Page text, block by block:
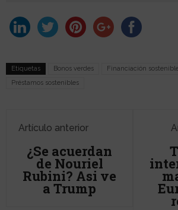
Etiquetas Bonos verdes Financiación
Préstamos sostenibles
Artículo anterior
¿Se acuerdan
de Nouriel
Rubini? Asi ve
a Trump